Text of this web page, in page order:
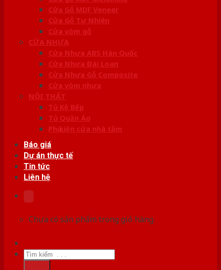
Cửa Gỗ MDF Veneer
Cửa Gỗ Tự Nhiên
Cửa vòm gỗ
CỬA NHỰA
Cửa Nhựa ABS Hàn Quốc
Cửa Nhựa Đài Loan
Cửa Nhựa Gỗ Composite
Cửa vòm nhựa
NỘI THẤT
Tủ Kệ Bếp
Tủ Quần Áo
Phụ kiện cửa nhà tắm
Báo giá
Dự án thực tế
Tin tức
Liên hệ
Chưa có sản phẩm trong giỏ hàng.
Tìm
kiếm: